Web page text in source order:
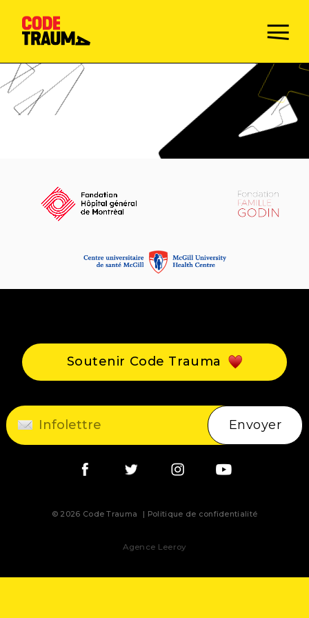
Activités
Blogue
Contact
Champions de la prévention
Envoyer
Soutenir Code Trauma
© 2026 Code Trauma Politique de confidentialité
Agence Leeroy